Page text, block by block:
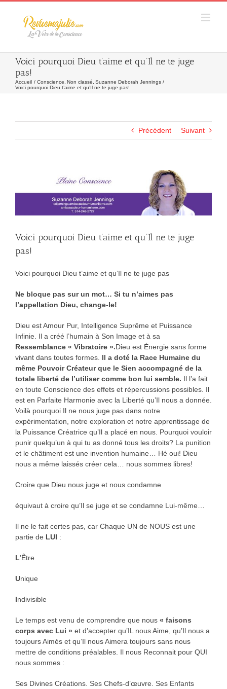
Skip
Voici pourquoi Dieu t’aime et qu’Il ne te juge
pas!
Accueil Conscience Non classé Suzanne Deborah Jennings
Voici pourquoi Dieu t’aime et qu’Il ne te juge pas!
Précédent Suivant
l&apos;image
Voici pourquoi Dieu t’aime et qu’Il ne te juge
pas!
Voici pourquoi Dieu t’aime et qu’Il ne te juge pas
Ne bloque pas sur un mot… Si tu n’aimes pas
l’appellation Dieu, change-le!
Dieu est Amour Pur, Intelligence Suprême et Puissance
Infinie. Il a créé l’humain à Son Image et à sa
Ressemblance « Vibratoire ».Dieu est Énergie sans forme
vivant dans toutes formes. Il a doté la Race Humaine du
même Pouvoir Créateur que le Sien accompagné de la
totale liberté de l’utiliser comme bon lui semble. Il l’a fait
en toute Conscience des effets et répercussions possibles. Il
est en Parfaite Harmonie avec la Liberté qu’Il nous a donnée.
Voilà pourquoi Il ne nous juge pas dans notre
expérimentation, notre exploration et notre apprentissage de
la Puissance Créatrice qu’Il a placé en nous. Pourquoi vouloir
punir quelqu’un à qui tu as donné tous les droits? La punition
et le châtiment est une invention humaine… Hé oui! Dieu
nous a même laissés créer cela… nous sommes libres!
Croire que Dieu nous juge et nous condamne
équivaut à croire qu’Il se juge et se condamne Lui-même…
Il ne le fait certes pas, car Chaque UN de NOUS est une
partie de LUI :
L’Être
Unique
Indivisible
Le temps est venu de comprendre que nous « faisons
corps avec Lui » et d’accepter qu’IL nous Aime, qu’Il nous a
toujours Aimés et qu’Il nous Aimera toujours sans nous
mettre de conditions préalables. Il nous Reconnait pour QUI
nous sommes :
Ses Divines Créations. Ses Chefs-d’œuvre. Ses Enfants